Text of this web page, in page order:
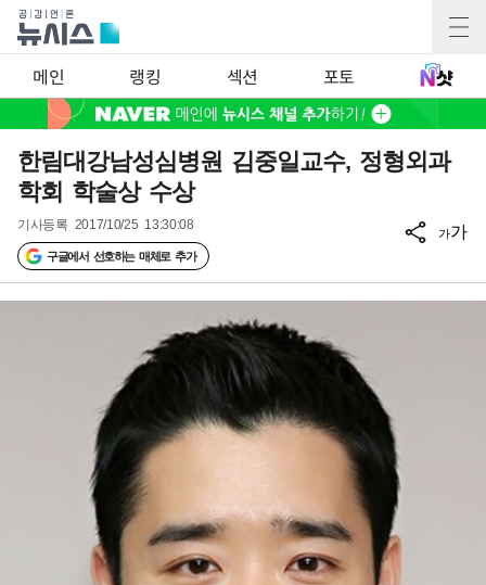
메인 랭킹 섹션 포토
한림대강남성심병원 김중일교수, 정형외과
학회 학술상 수상
기사등록 2017/10/25 13:30:08
구글에서 선호하는 매체로 추가
가가